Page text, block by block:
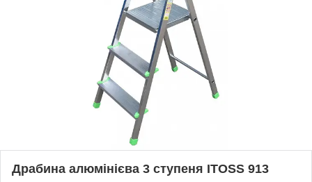
Драбина алюмінієва 3 ступеня ITOSS 913